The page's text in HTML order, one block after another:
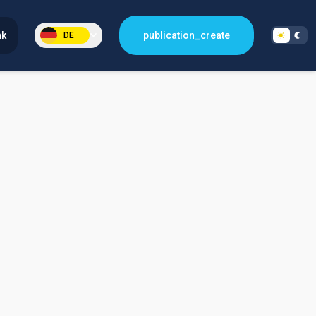
DE publication_create